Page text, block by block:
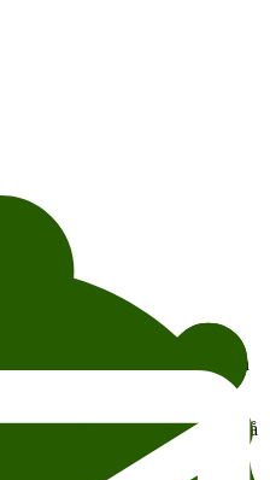
konsert for hele familien. Man
sanger. Det er lov å synge
kan man hoppe og danse så